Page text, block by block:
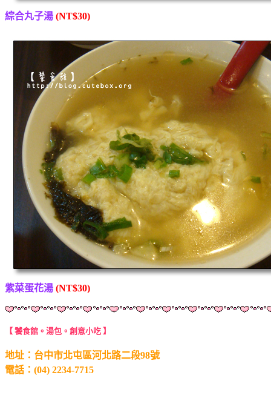
綜合丸子湯 (NT$30)
紫菜蛋花湯 (NT$30)
【 饕食館。湯包。創意小吃 】
地址：台中市北屯區河北路二段98號
電話：(04) 2234-7715